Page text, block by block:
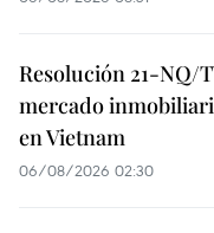
Resolución 21-NQ/
mercado
en Vietnam
06/08/2026 02:30